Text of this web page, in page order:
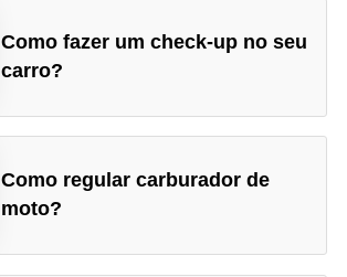
Como fazer um check-up no seu
carro?
Como regular carburador de
moto?